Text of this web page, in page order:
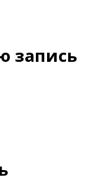
запись